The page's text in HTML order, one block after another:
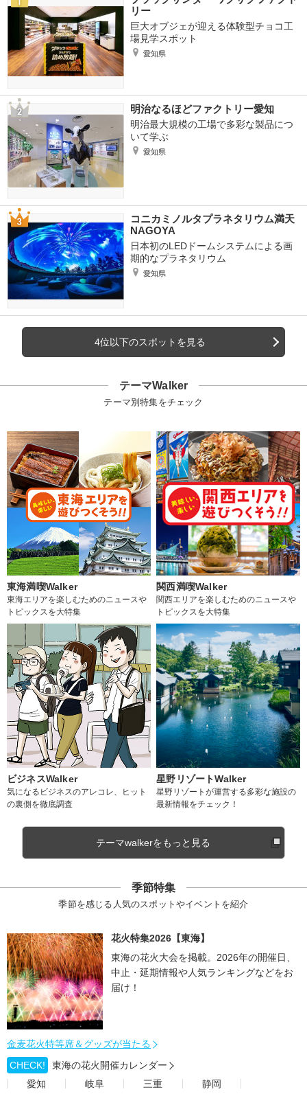
リー
巨大オブジェが迎える体験型チョコ工
場見学スポット
愛知県
明治なるほどファクトリー愛知
明治最大規模の工場で多彩な製品につ
いて学ぶ
愛知県
コニカミノルタプラネタリウム満天
NAGOYA
日本初のLEDドームシステムによる画
期的なプラネタリウム
愛知県
4位以下のスポットを見る
テーマWalker
テーマ別特集をチェック
東海満喫Walker
東海エリアを楽しむためのニュースや
トピックスを大特集
関西満喫Walker
関西エリアを楽しむためのニュースや
トピックスを大特集
ビジネスWalker
気になるビジネスのアレコレ、ヒット
の裏側を徹底調査
星野リゾートWalker
星野リゾートが運営する多彩な施設の
最新情報をチェック！
テーマwalkerをもっと見る
季節特集
季節を感じる人気のスポットやイベントを紹介
花火特集2026【東海】
東海の花火大会を掲載。2026年の開催日、
中止・延期情報や人気ランキングなどをお
届け！
金麦花火特等席＆グッズが当たる
CHECK!
東海の花火開催カレンダー
愛知
岐阜 三重 静岡